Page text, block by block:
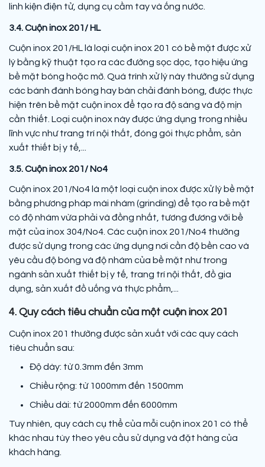
linh kiện điện tử, dụng cụ cầm tay và ống nước.
3.4. Cuộn inox 201/ HL
Cuộn inox 201/HL là loại cuộn inox 201 có bề mặt được xử
lý bằng kỹ thuật tạo ra các đường sọc dọc, tạo hiệu ứng
bề mặt bóng hoặc mờ. Quá trình xử lý này thường sử dụng
các bánh đánh bóng hay bàn chải đánh bóng, được thực
hiện trên bề mặt cuộn inox để tạo ra độ sáng và độ mịn
cần thiết. Loại cuộn inox này được ứng dụng trong nhiều
lĩnh vực như trang trí nội thất, đóng gói thực phẩm, sản
xuất thiết bị y tế,...
3.5. Cuộn inox 201/ No4
Cuộn inox 201/No4 là một loại cuộn inox được xử lý bề mặt
bằng phương pháp mài nhám (grinding) để tạo ra bề mặt
có độ nhám vừa phải và đồng nhất, tương đương với bề
mặt của inox 304/No4. Các cuộn inox 201/No4 thường
được sử dụng trong các ứng dụng nơi cần độ bền cao và
yêu cầu độ bóng và độ nhám của bề mặt như trong
ngành sản xuất thiết bị y tế, trang trí nội thất, đồ gia
dụng, sản xuất đồ uống và thực phẩm,...
4. Quy cách tiêu chuẩn của một cuộn inox 201
Cuộn inox 201 thường được sản xuất với các quy cách
tiêu chuẩn sau:
Độ dày: từ 0.3mm đến 3mm
Chiều rộng: từ 1000mm đến 1500mm
Chiều dài: từ 2000mm đến 6000mm
Tuy nhiên, quy cách cụ thể của mỗi cuộn inox 201 có thể
khác nhau tùy theo yêu cầu sử dụng và đặt hàng của
khách hàng.